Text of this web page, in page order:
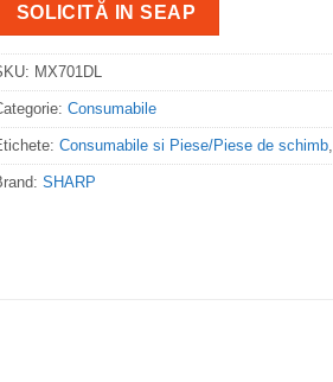
SOLICITĂ IN SEAP
MX701DL
Consumabile
Consumabile si Piese/Piese de schimb,
SHARP